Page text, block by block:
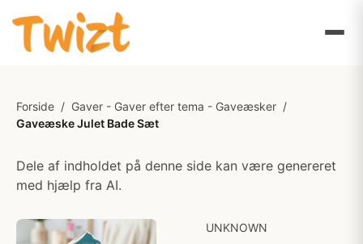
Forside / Gaver - Gaver efter tema - Gaveæsker /
Gaveæske Julet Bade Sæt
Dele af indholdet på denne side kan være genereret
med hjælp fra AI.
UNKNOWN